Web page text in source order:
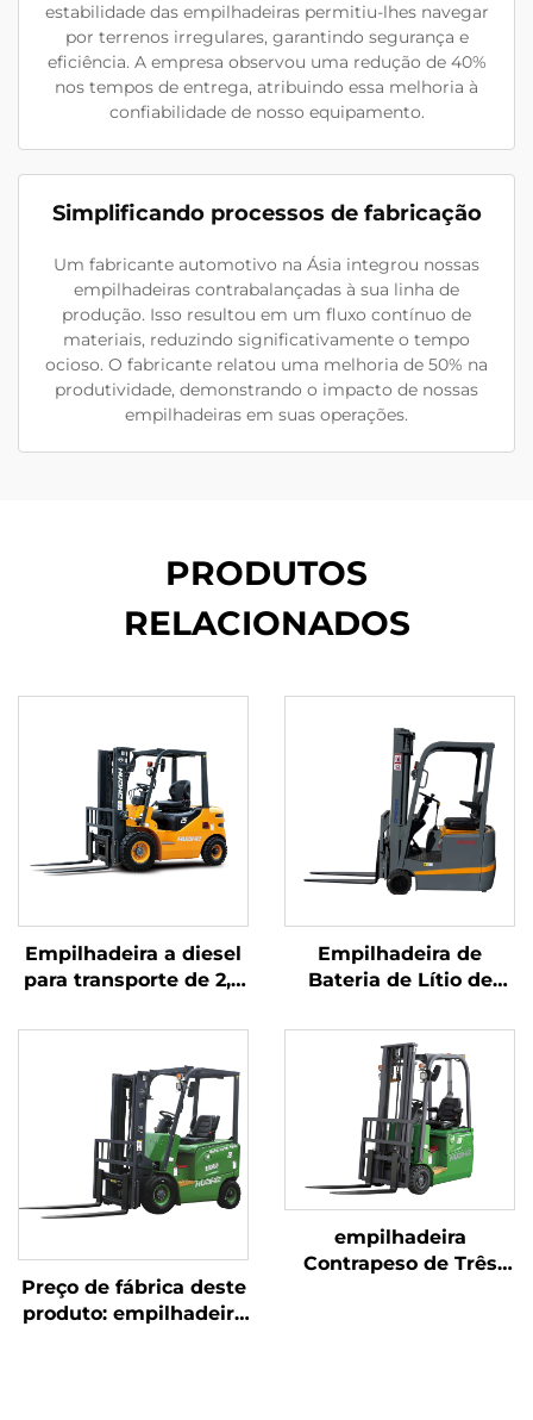
estabilidade das empilhadeiras permitiu-lhes navegar
por terrenos irregulares, garantindo segurança e
eficiência. A empresa observou uma redução de 40%
nos tempos de entrega, atribuindo essa melhoria à
confiabilidade de nosso equipamento.
Simplificando processos de fabricação
Um fabricante automotivo na Ásia integrou nossas
empilhadeiras contrabalançadas à sua linha de
produção. Isso resultou em um fluxo contínuo de
materiais, reduzindo significativamente o tempo
ocioso. O fabricante relatou uma melhoria de 50% na
produtividade, demonstrando o impacto de nossas
empilhadeiras em suas operações.
PRODUTOS
RELACIONADOS
Empilhadeira a diesel
para transporte de 2,5
mercadorias, com
descarga até 4 m
Empilhadeira de
Bateria de Lítio de
Equilíbrio, com
Capacidade de 1,0
Tonelada, Fabricada na
China, com Preço
Justo
Preço de fábrica deste
produto: empilhadeira
empilhadeira
Contrapeso de Três